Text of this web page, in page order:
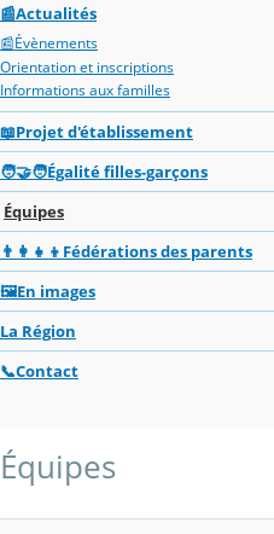
📰Actualités
📰Évènements
Orientation et inscriptions
Informations aux familles
📖Projet d'établissement
🧑‍🤝‍🧑Égalité filles-garçons
Équipes
👨‍👩‍👧‍👦Fédérations des parents
🖼️En images
La Région
📞Contact
Équipes